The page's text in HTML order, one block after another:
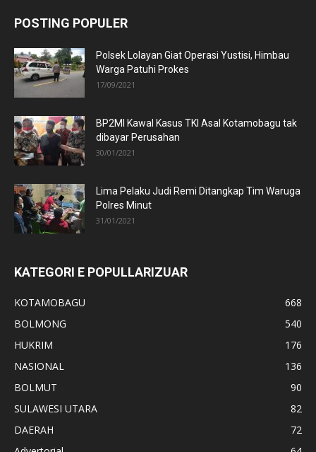
POSTING POPULER
Polsek Lolayan Giat Operasi Yustisi, Himbau
Warga Patuhi Prokes
17/09/2021
BP2MI Kawal Kasus TKI Asal Kotamobagu tak
dibayar Perusahan
30/01/2021
Lima Pelaku Judi Remi Ditangkap Tim Waruga
Polres Minut
31/01/2021
KATEGORI E POPULLARIZUAR
KOTAMOBAGU
668
BOLMONG
540
HUKRIM
176
NASIONAL
136
BOLMUT
90
SULAWESI UTARA
82
DAERAH
72